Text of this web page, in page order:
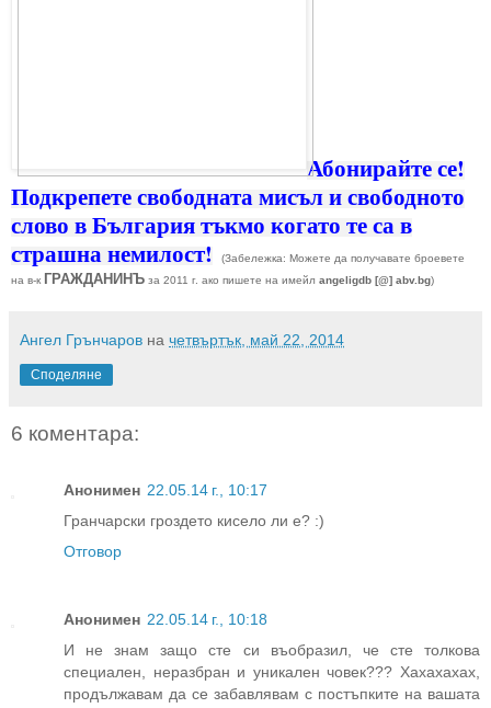
Абонирайте се!
Подкрепете свободната мисъл и свободното
слово в България тъкмо когато те са в
страшна немилост!
(Забележка: Можете да получавате броевете
на в-к ГРАЖДАНИНЪ за 2011 г. ако пишете на имейл angeligdb [@] abv.bg)
Ангел Грънчаров на четвъртък, май 22, 2014
Споделяне
6 коментара:
Анонимен 22.05.14 г., 10:17
Гранчарски гроздето кисело ли е? :)
Отговор
Анонимен 22.05.14 г., 10:18
И не знам защо сте си въобразил, че сте толкова
специален, неразбран и уникален човек??? Хахахахах,
продължавам да се забавлявам с постъпките на вашата